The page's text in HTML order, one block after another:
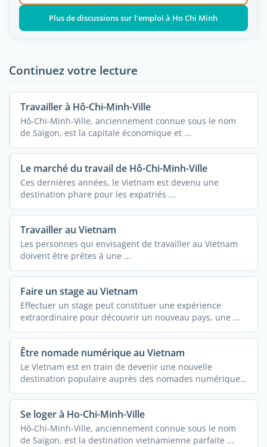
Plus de discussions sur l'emploi à Ho Chi Minh
Continuez votre lecture
Travailler à Hô-Chi-Minh-Ville
Hô-Chi-Minh-Ville, anciennement connue sous le nom
de Saïgon, est la capitale économique et ...
Le marché du travail de Hô-Chi-Minh-Ville
Ces dernières années, le Vietnam est devenu une
destination phare pour les expatriés ...
Travailler au Vietnam
Les personnes qui envisagent de travailler au Vietnam
doivent être prêtes à une ...
Faire un stage au Vietnam
Effectuer un stage peut constituer une expérience
extraordinaire pour découvrir un nouveau pays, une ...
Être nomade numérique au Vietnam
Le Vietnam est en train de devenir une nouvelle
destination populaire auprès des nomades numériques
...
Se loger à Ho-Chi-Minh-Ville
Hô-Chi-Minh-Ville, anciennement connue sous le nom
de Saïgon, est la destination vietnamienne parfaite ...